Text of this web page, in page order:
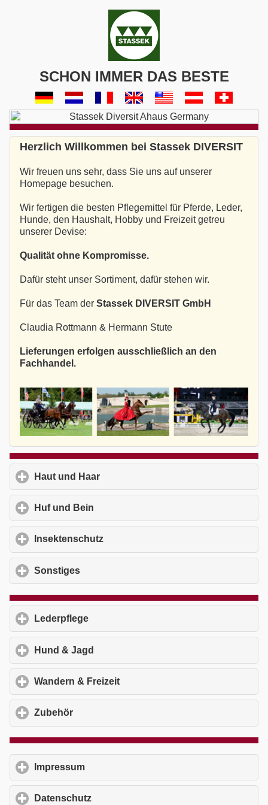
SCHON IMMER DAS BESTE
Herzlich Willkommen bei Stassek DIVERSIT
Wir freuen uns sehr, dass Sie uns auf unserer
Homepage besuchen.
Wir fertigen die besten Pflegemittel für Pferde, Leder,
Hunde, den Haushalt, Hobby und Freizeit getreu
unserer Devise:
Qualität ohne Kompromisse.
Dafür steht unser Sortiment, dafür stehen wir.
Für das Team der Stassek DIVERSIT GmbH
Claudia Rottmann & Hermann Stute
Lieferungen erfolgen ausschließlich an den
Fachhandel.
Haut und Haar
Huf und Bein
Insektenschutz
Sonstiges
Lederpflege
Hund & Jagd
Wandern & Freizeit
Zubehör
Impressum
Datenschutz